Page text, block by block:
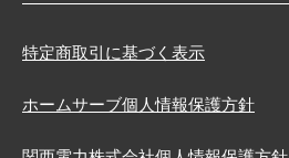
特定商取引に基づく表示
ホームサーブ個人情報保護方針